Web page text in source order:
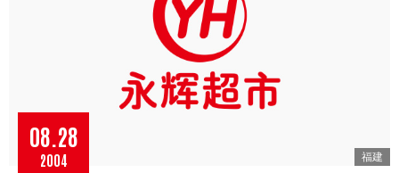
福建
08.28
2004